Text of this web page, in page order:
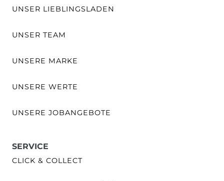
UNSER LIEBLINGSLADEN
UNSER TEAM
UNSERE MARKE
UNSERE WERTE
UNSERE JOBANGEBOTE
SERVICE
CLICK & COLLECT